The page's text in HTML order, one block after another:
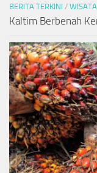
BERITA TERKINI / WISATA
Kaltim Berbenah